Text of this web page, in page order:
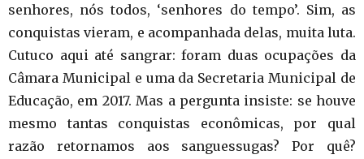
senhores, nós todos, ‘senhores do tempo’. Sim, as
conquistas vieram, e acompanhada delas, muita luta.
Cutuco aqui até sangrar: foram duas ocupações da
Câmara Municipal e uma da Secretaria Municipal de
Educação, em 2017. Mas a pergunta insiste: se houve
mesmo tantas conquistas econômicas, por qual
razão retornamos aos sanguessugas? Por quê?